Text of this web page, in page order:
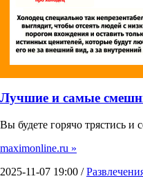
Лучшие и самые
Вы будете горячо трястись и
maximonline.ru »
2025-11-07 19:00 /